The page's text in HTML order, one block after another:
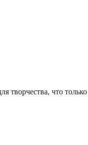
творчества, что